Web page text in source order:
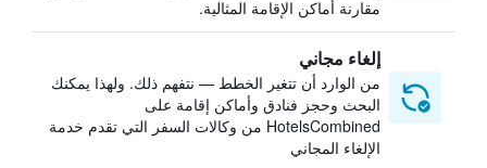
مقارنة أماكن الإقامة المثالية.
إلغاء مجاني
من الوارد أن تتغير الخطط — نتفهم ذلك. ولهذا يمكنك
البحث وحجز فنادق وأماكن إقامة على
HotelsCombined من وكالات السفر التي تقدم خدمة
الإلغاء المجاني